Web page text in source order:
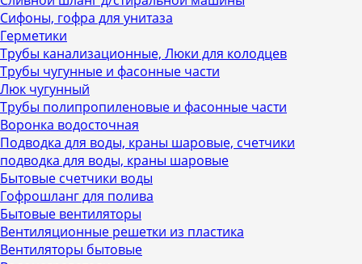
Сифоны, гофра для унитаза
Герметики
Трубы канализационные, Люки для колодцев
Трубы чугунные и фасонные части
Люк чугунный
Трубы полипропиленовые и фасонные части
Воронка водосточная
Подводка для воды, краны шаровые, счетчики
подводка для воды, краны шаровые
Бытовые счетчики воды
Гофрошланг для полива
Бытовые вентиляторы
Вентиляционные решетки из пластика
Вентиляторы бытовые